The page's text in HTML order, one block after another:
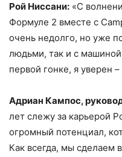
Рой Ниссани: «С
Формуле 2 вместе с
очень недолго, но уже
людьми, так и с
первой гонке, я уверен
Адриан Кампос,
лет слежу за карьерой
огромный потенциал,
Как всегда, мы сделаем